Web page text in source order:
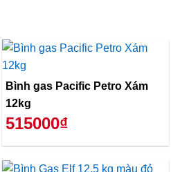
Bình gas Pacific Petro Xám
12kg
515000₫